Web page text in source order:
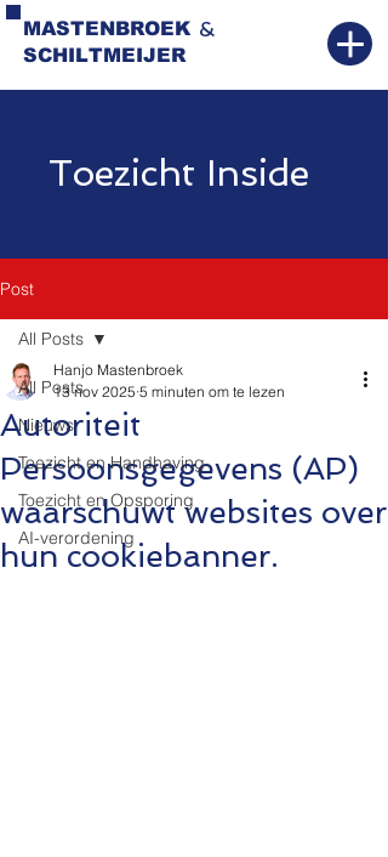
MASTENBROEK
SCHILTMEIJER
&
Toezicht Inside
Post
All Posts
Nieuws
Toezicht en Handhaving
Toezicht en Opsporing
AI-verordening
All Posts
Autoriteit
Persoonsgegevens (AP)
waarschuwt websites over
hun cookiebanner.
Hanjo Mastenbroek
13 nov 2025 5 minuten om te lezen